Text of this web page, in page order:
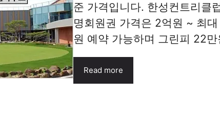
준 가격입니다. 한성컨트리클
명회원권 가격은 2억원 ~ 최
원 예약 가능하며 그린피 22만
Read more